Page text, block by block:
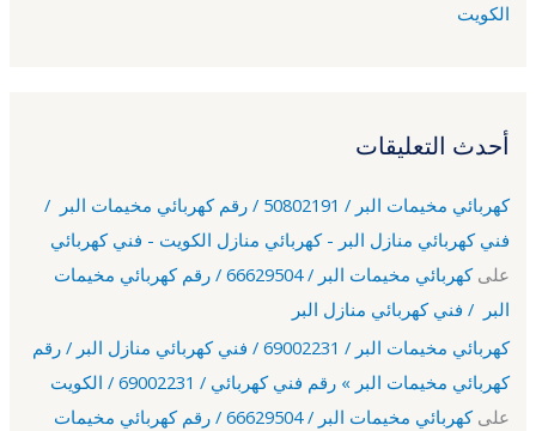
الكويت
أحدث التعليقات
كهربائي مخيمات البر / 50802191 / رقم كهربائي مخيمات البر /
فني كهربائي منازل البر - كهربائي منازل الكويت - فني كهربائي
على
كهربائي مخيمات البر / 66629504 / رقم كهربائي مخيمات
البر / فني كهربائي منازل البر
كهربائي مخيمات البر / 69002231 / فني كهربائي منازل البر / رقم
كهربائي مخيمات البر » رقم فني كهربائي / 69002231 / الكويت
على
كهربائي مخيمات البر / 66629504 / رقم كهربائي مخيمات